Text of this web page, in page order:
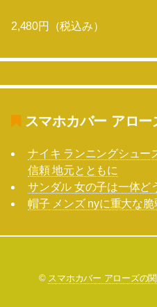
2,480円（税込み）
スマホカバー アロー
ナイキ ランニングシュー
信頼 地元とともに
サンダル 女の子は一体ど
帽子 メンズ nyに重大な
© スマホカバー アローズの